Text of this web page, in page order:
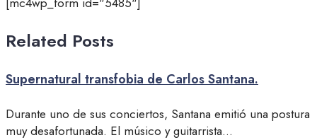
Related Posts
Supernatural transfobia de Carlos Santana.
Durante uno de sus conciertos, Santana emitió una postura
muy desafortunada. El músico y guitarrista...